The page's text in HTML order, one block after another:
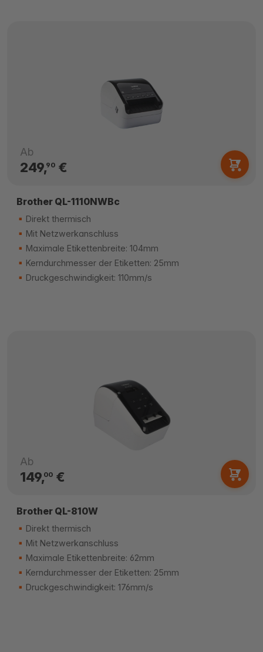
Ab
249,90€
Brother QL-1110NWBc
Direkt thermisch
Mit Netzwerkanschluss
Maximale Etikettenbreite: 104mm
Kerndurchmesser der Etiketten: 25mm
Druckgeschwindigkeit: 110mm/s
Ab
149,00€
Brother QL-810W
Direkt thermisch
Mit Netzwerkanschluss
Maximale Etikettenbreite: 62mm
Kerndurchmesser der Etiketten: 25mm
Druckgeschwindigkeit: 176mm/s